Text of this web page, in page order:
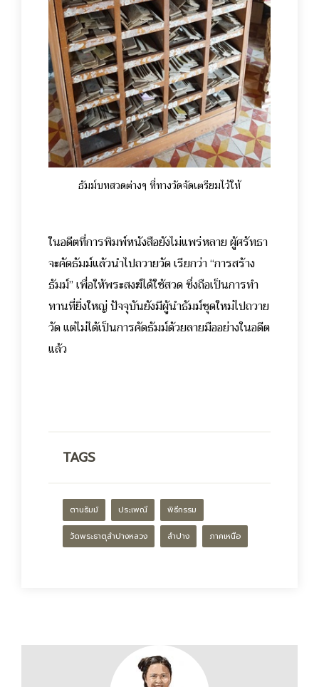
ธัมม์บทสวดต่างๆ ที่ทางวัดจัดเตรียมไว้ให้
ในอดีตที่การพิมพ์หนังสือยังไม่แพร่หลาย ผู้ศรัทธา
จะคัดธัมม์แล้วนำไปถวายวัด เรียกว่า “การสร้าง
ธัมม์” เพื่อให้พระสงฆ์ได้ใช้สวด ซึ่งถือเป็นการทำ
ทานที่ยิ่งใหญ่ ปัจจุบันยังมีผู้นำธัมม์ชุดใหม่ไปถวาย
วัด แต่ไม่ได้เป็นการคัดธัมม์ด้วยลายมืออย่างในอดีต
แล้ว
TAGS
ตานธัมม์ ประเพณี พิธีกรรม
วัดพระธาตุลำปางหลวง ลำปาง ภาคเหนือ